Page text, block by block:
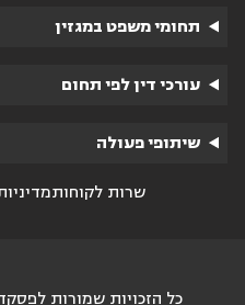
תחומי משפט במגזין
עורכי דין לפי תחום
שיתופי פעולה
שרות לקוחות
כל הזכויות שמורות